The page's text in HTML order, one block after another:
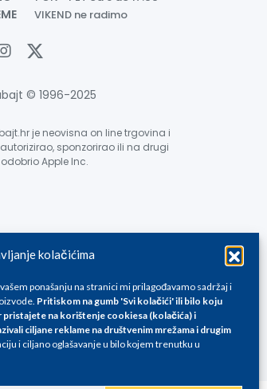
kolačićima
ponašanju na stranici mi prilagođavamo sadržaj i
Pritiskom na gumb 'Svi kolačići' ili bilo koju
na korištenje cookiesa (kolačića) i
ciljane reklame na društvenim mrežama i drugim
i ciljano oglašavanje u bilo kojem trenutku u
VIKEND ne radimo
© 1996-2025
je neovisna on line trgovina i
sponzorirao ili na drugi
Apple Inc.
i podložne su promjenama, a
putem webshop-a i mogu
garantirati da su svi
te promjene cijena.